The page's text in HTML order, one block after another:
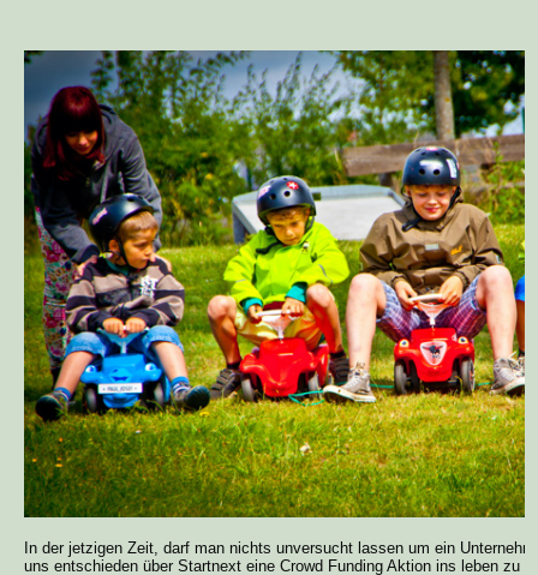
In der jetzigen Zeit, darf man nichts unversucht lassen um ein
uns entschieden über Startnext eine Crowd Funding Aktion ins leben zu